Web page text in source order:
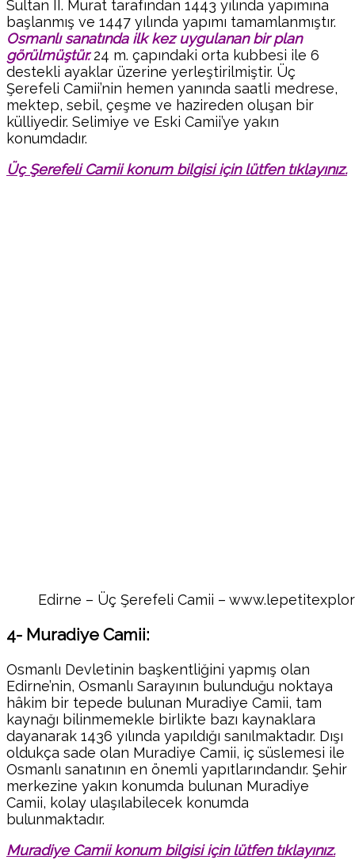
Sultan II. Murat tarafından 1443 yılında yapımına
başlanmış ve 1447 yılında yapımı tamamlanmıştır.
Osmanlı sanatında ilk kez uygulanan bir plan
görülmüştür.24 m. çapındaki orta kubbesi ile 6
destekli ayaklar üzerine yerleştirilmiştir. Üç
Şerefeli Camii’nin hemen yanında saatli medrese,
mektep, sebil, çeşme ve hazireden oluşan bir
külliyedir. Selimiye ve Eski Camii’ye yakın
konumdadır.
Üç Şerefeli Camii konum bilgisi için lütfen tıklayınız.
Edirne – Üç Şerefeli Camii –
4- Muradiye Camii:
Osmanlı Devletinin başkentliğini yapmış olan
Edirne’nin, Osmanlı Sarayının bulunduğu noktaya
hâkim bir tepede bulunan Muradiye Camii, tam
kaynağı bilinmemekle birlikte bazı kaynaklara
dayanarak 1436 yılında yapıldığı sanılmaktadır. Dışı
oldukça sade olan Muradiye Camii, iç süslemesi ile
Osmanlı sanatının en önemli yapıtlarındandır. Şehir
merkezine yakın konumda bulunan Muradiye
Camii, kolay ulaşılabilecek konumda
bulunmaktadır.
Muradiye Camii konum bilgisi için lütfen tıklayınız.